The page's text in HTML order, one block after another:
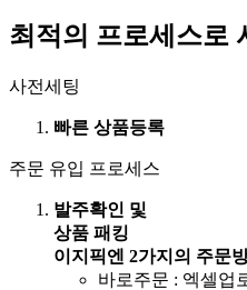
최적의 프로세스로
사전세팅
빠른 상품등록
주문 유입 프로세스
발주확인 및
상품 패킹
이지픽엔 2가지의 주문
바로주문 : 엑셀업